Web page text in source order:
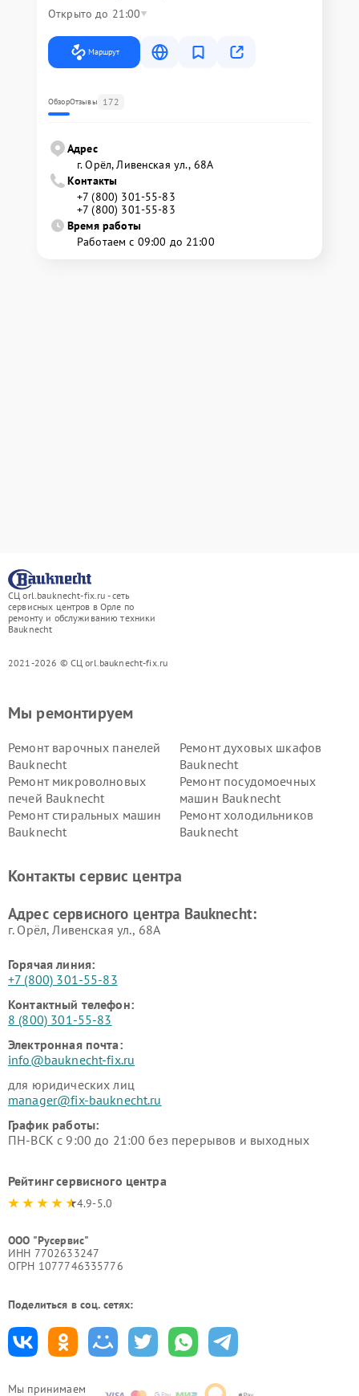
Открыто до 21:00
Маршрут
ОбзорОтзывы 172
Адрес
г. Орёл, Ливенская ул., 68А
Контакты
+7 (800) 301-55-83
+7 (800) 301-55-83
Время работы
Работаем с 09:00 до 21:00
СЦ orl.bauknecht-fix.ru - сеть
сервисных центров в Орле по
ремонту и обслуживанию техники
Bauknecht
2021-2026 © СЦ orl.bauknecht-fix.ru
Мы принимаем
Мы ремонтируем
Ремонт варочных панелей
Bauknecht
Ремонт духовых шкафов
Bauknecht
Ремонт микроволновых
печей Bauknecht
Ремонт посудомоечных
машин Bauknecht
Ремонт стиральных машин
Bauknecht
Ремонт холодильников
Bauknecht
Контакты сервис центра
Адрес сервисного центра Bauknecht:
г. Орёл, Ливенская ул., 68А
Горячая линия:
+7 (800) 301-55-83
Контактный телефон:
8 (800) 301-55-83
Электронная почта:
info@bauknecht-fix.ru
для юридических лиц
manager@fix-bauknecht.ru
График работы:
ПН-ВСК с 9:00 до 21:00 без перерывов и выходных
Рейтинг сервисного центра
4.9-5.0
ООО "Русервис"
ИНН 7702633247
ОГРН 1077746335776
Поделиться в соц. сетях: